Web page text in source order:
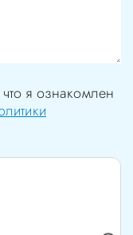
я ознакомлен